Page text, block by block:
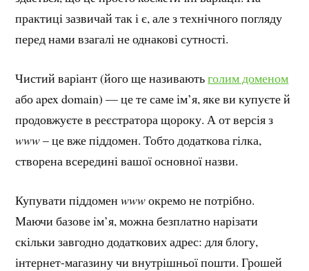
практиці зазвичай так і є, але з технічного погляду
перед нами взагалі не однакові сутності.
Чистий варіант (його ще називаютьголим доменом
або apex domain) — це те саме ім’я, яке ви купуєте й
продовжуєте в реєстратора щороку. А от версія з
www– це вже піддомен. Тобто додаткова гілка,
створена всередині вашої основної назви.
Купувати піддоменwwwокремо не потрібно.
Маючи базове ім’я, можна безплатно нарізати
скільки завгодно додаткових адрес: для блогу,
інтернет-магазину чи внутрішньої пошти. Грошей